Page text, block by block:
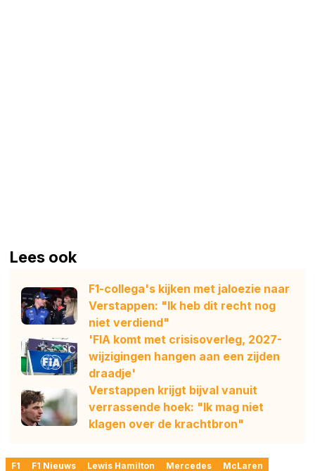
Lees ook
F1-collega's kijken met jaloezie naar
Verstappen: "Ik heb dit recht nog
niet verdiend"
'FIA komt met crisisoverleg, 2027-
wijzigingen hangen aan een zijden
draadje'
Verstappen krijgt bijval vanuit
verrassende hoek: "Ik mag niet
klagen over de krachtbron"
F1 F1 Nieuws Lewis Hamilton Mercedes McLaren